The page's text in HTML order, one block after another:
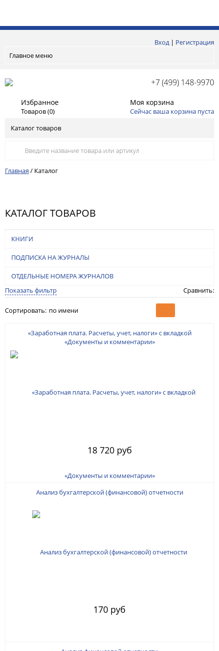
Вход| Регистрация
Главное меню
+7 (499) 148-9970
Избранное
Товаров (0)
Моя корзина
Сейчас ваша корзина пуста
Каталог товаров
Главная / Каталог
КАТАЛОГ ТОВАРОВ
КНИГИ
ПОДПИСКА НА ЖУРНАЛЫ
ОТДЕЛЬНЫЕ НОМЕРА ЖУРНАЛОВ
Показать фильтр
Сравнить:
Сортировать: по имени
«Заработная плата. Расчеты, учет, налоги» с вкладкой
«Документы и комментарии»
18 720 руб
Анализ бухгалтерской (финансовой) отчетности
170 руб